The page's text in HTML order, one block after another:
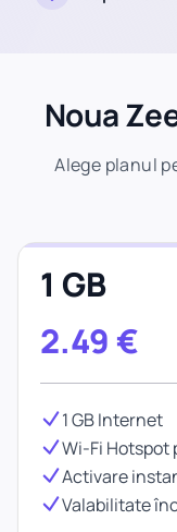
Noua
Alege planul
1 GB
2.49 €
1 GB Internet
Wi-Fi Hotspot
Activare
Valabilitate